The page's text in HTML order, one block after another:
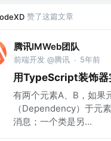
赞了这篇文章
腾讯IMWeb团队
前端开发 @腾讯 · 5年前
用TypeScript装饰器
有两个元素A、B，如果
（Dependency）于元
消息；一个类是另...